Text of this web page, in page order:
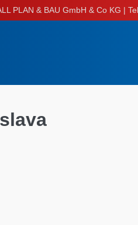
PLAN & BAU GmbH & Co KG |